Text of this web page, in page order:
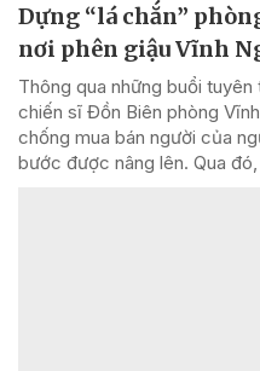
Dựng “lá chắn”
nơi phên giậu Vĩnh
Thông qua những buổi
chiến sĩ Đồn Biên phòng
chống mua bán người của
bước được nâng lên. Qua